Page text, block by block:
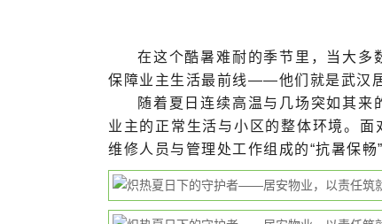
在这个酷暑难耐的季节里，当大多
保障业主生活最前线——他们就是武汉
随着夏日连续高温与几场突如其
业主的正常生活与小区的整体环境。
维修人员与管理处工作组成的“抗暑保